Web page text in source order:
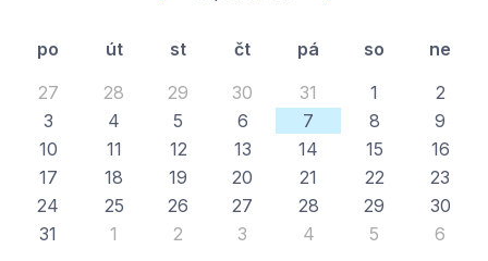
po út st čt pá so
ne
27
28 29 30 31 1
2
3
4 5 6 7 8
9
10
11 12 13 14 15
16
17
18 19 20 21 22
23
24
25 26 27 28 29
30
31
1 2 3 4 5 6